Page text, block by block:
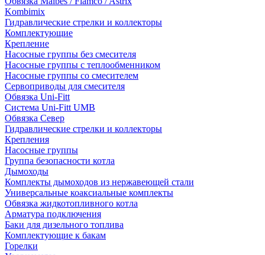
Kombimix
Гидравлические стрелки и коллекторы
Комплектующие
Крепление
Насосные группы без смесителя
Насосные группы с теплообменником
Насосные группы со смесителем
Сервоприводы для смесителя
Обвязка Uni-Fitt
Система Uni-Fitt UMB
Обвязка Север
Гидравлические стрелки и коллекторы
Крепления
Насосные группы
Группа безопасности котла
Дымоходы
Комплекты дымоходов из нержавеющей стали
Универсальные коаксиальные комплекты
Обвязка жидкотопливного котла
Арматура подключения
Баки для дизельного топлива
Комплектующие к бакам
Горелки